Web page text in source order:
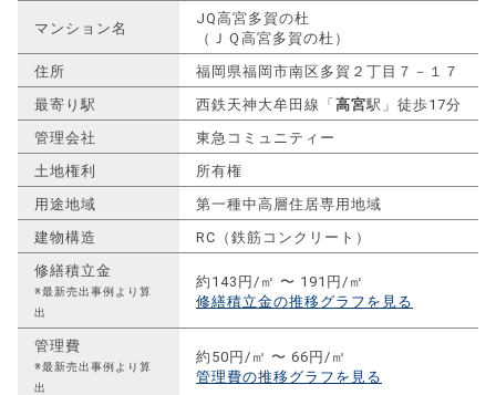
マンション名
JQ高宮多賀の杜
（ＪＱ高宮多賀の杜）
住所
福岡県福岡市南区多賀２丁目７－１７
最寄り駅
西鉄天神大牟田線「高宮駅」徒歩17分
管理会社
東急コミュニティー
土地権利
所有権
用途地域
第一種中高層住居専用地域
建物構造
RC（鉄筋コンクリート）
修繕積立金
※最新売出事例より算
出
約143円/㎡ 〜 191円/㎡
修繕積立金の推移グラフを見る
管理費
※最新売出事例より算
出
約50円/㎡ 〜 66円/㎡
管理費の推移グラフを見る